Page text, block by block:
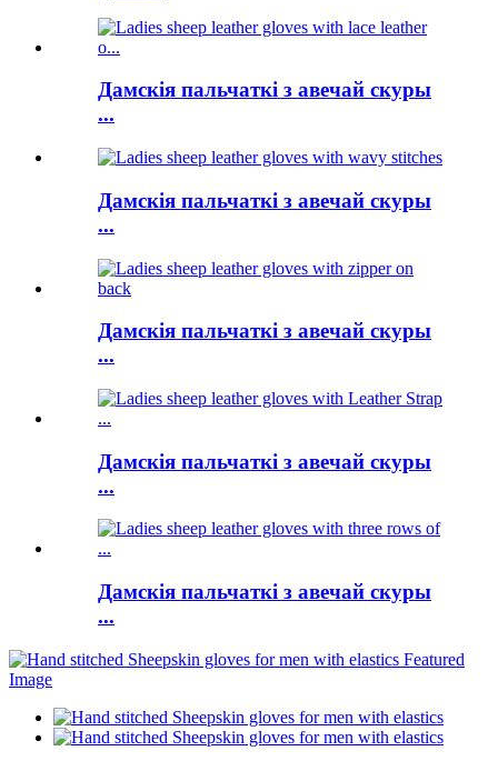
Дамскія пальчаткі з авечай скуры
...
Дамскія пальчаткі з авечай скуры
...
Дамскія пальчаткі з авечай скуры
...
Дамскія пальчаткі з авечай скуры
...
Дамскія пальчаткі з авечай скуры
...